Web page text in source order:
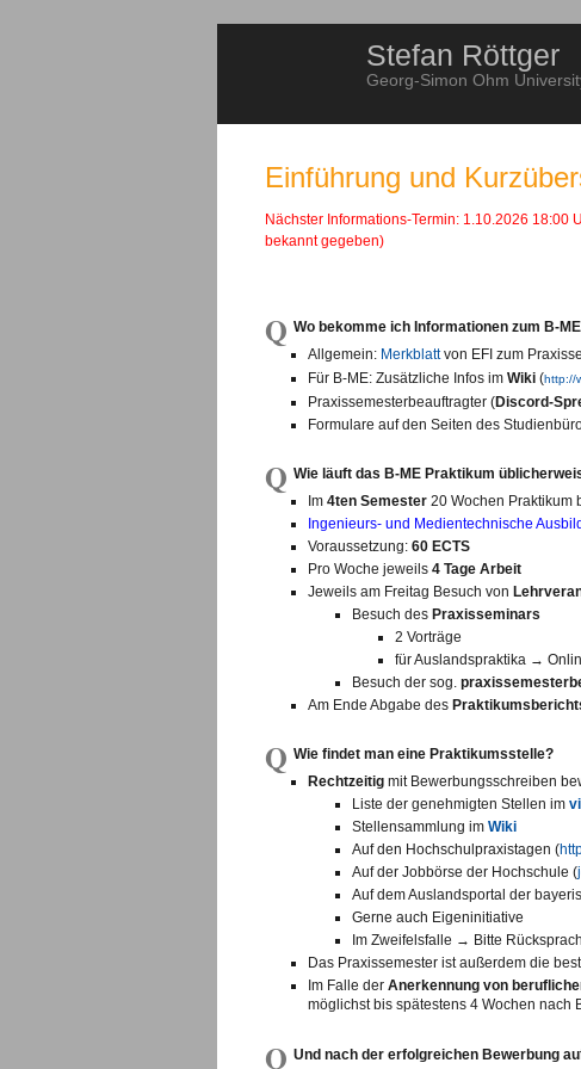
Stefan Röttger
Georg-Simon Ohm
Einführung und
Nächster Informations-Termin: 1.10.2026 18:00
bekannt gegeben)
Q Wo bekomme ich Informationen zum B-
Allgemein: Merkblattvon EFI zum
Für B-ME: Zusätzliche Infos imWiki (http://
Praxissemesterbeauftragter (Discord-
Formulare auf den Seiten des
Q Wie läuft das B-ME Praktikum
Im4ten Semester 20 Wochen Praktikum
Ingenieurs- und Medientechnische
Voraussetzung:60 ECTS
Pro Woche jeweils4 Tage Arbeit
Jeweils am Freitag Besuch von
Besuch des Praxisseminars
2 Vorträge
für Auslandspraktika →
Besuch der sog.
Am Ende Abgabe des
Q Wie findet man eine Praktikumsstelle?
Rechtzeitig mit Bewerbungsschreiben
Liste der genehmigten Stellen im
Stellensammlung im Wiki
Auf den Hochschulpraxistagen (
Auf der Jobbörse der Hochschule (
Auf dem Auslandsportal der
Gerne auch Eigeninitiative
Im Zweifelsfalle → Bitte
Das Praxissemester ist außerdem die
Im Falle derAnerkennung von
möglichst bis spätestens 4 Wochen nach
Q Und nach der erfolgreichen Bewerbung